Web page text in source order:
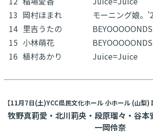
13 岡村ほまれ
モーニング娘。
14 里吉うたの
BEYOOOOONDS
15 小林萌花
BEYOOOOONDS
16 植村あかり Juice=Juice
【11月7日(土)YCC県民文化ホール 小ホール (山梨)
牧野真莉愛・北川莉央・段原瑠々・谷本
一岡伶奈